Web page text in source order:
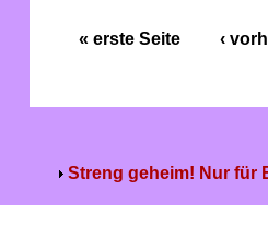
« erste Seite ‹
Streng geheim! Nur für